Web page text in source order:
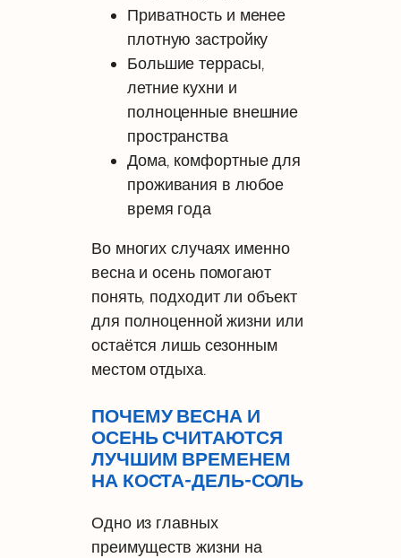
Приватность и менее
плотную застройку
Большие террасы,
летние кухни и
полноценные внешние
пространства
Дома, комфортные для
проживания в любое
время года
Во многих случаях именно
весна и осень помогают
понять, подходит ли объект
для полноценной жизни или
остаётся лишь сезонным
местом отдыха.
ПОЧЕМУ ВЕСНА И
ОСЕНЬ СЧИТАЮТСЯ
ЛУЧШИМ ВРЕМЕНЕМ
НА КОСТА-ДЕЛЬ-СОЛЬ
Одно из главных
преимуществ жизни на